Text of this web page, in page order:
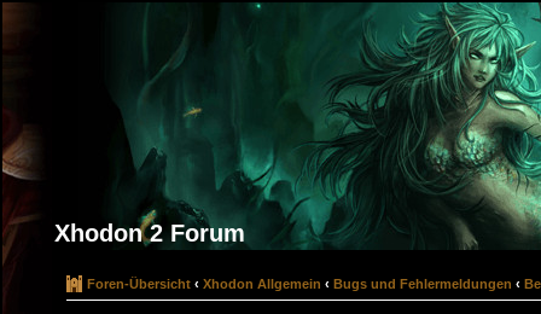
Xhodon 2 Forum
Foren-Übersicht ‹ Xhodon Allgemein ‹ Bugs und Fehlermeldungen ‹